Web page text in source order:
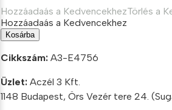
9
600 Ft. 640 Ft.
Hozzáadaás a KedvencekhezTörlés a
Hozzáadaás a Kedvencekhez
Új
ezüst
egyköves
mennyiség
Kosárba
Cikkszám: A3-E4756
Üzlet: Aczél 3 Kft.
1148 Budapest, Örs Vezér tere 24.